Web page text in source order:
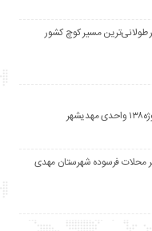
طولانی‌ترین مسیر کوچ کشور
محلات فرسوده شهرستان مهدی